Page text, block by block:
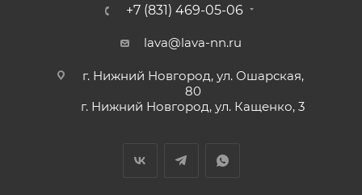
+7 (831) 469-05-06
lava@lava-nn.ru
г. Нижний Новгород, ул. Ошарская,
80
г. Нижний Новгород, ул. Кащенко, 3